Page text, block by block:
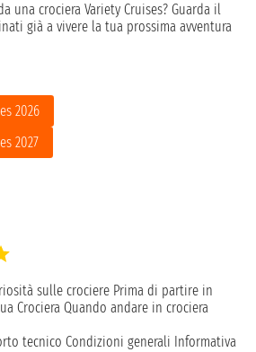
una crociera Variety Cruises? Guarda il
già a vivere la tua prossima avventura
2026
2027
sulle crociere Prima di partire in
Crociera Quando andare in crociera
tecnico Condizioni generali Informativa